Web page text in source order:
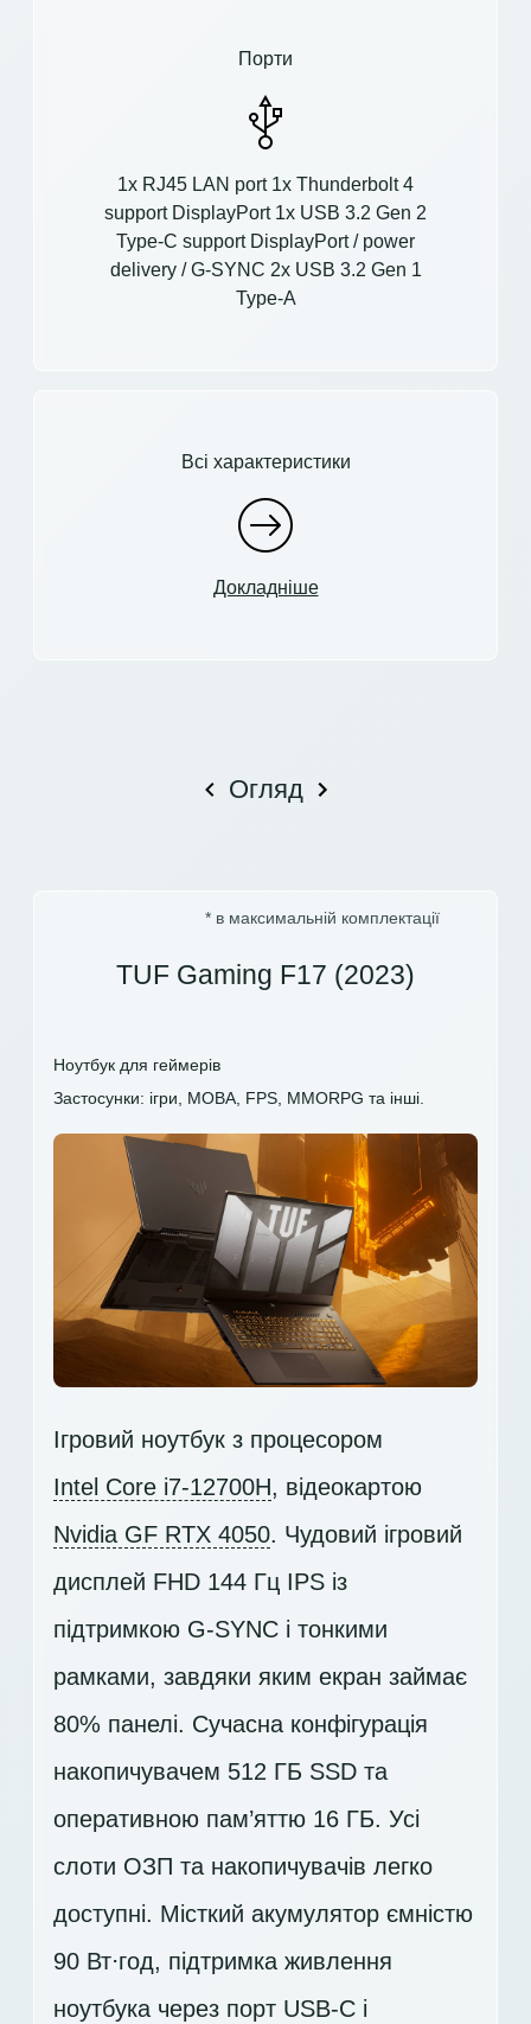
Порти
1x RJ45 LAN port 1x Thunderbolt 4
support DisplayPort 1x USB 3.2 Gen 2
Type-C support DisplayPort / power
delivery / G-SYNC 2x USB 3.2 Gen 1
Type-A
Всі характеристики
Докладніше
Огляд
* в максимальній комплектації
TUF Gaming F17 (2023)
Ноутбук для геймерів
Застосунки: ігри, MOBA, FPS, MMORPG та інші.
Ігровий ноутбук з процесором
Intel Core i7-12700H, відеокартою
Nvidia GF RTX 4050. Чудовий ігровий
дисплей FHD 144 Гц IPS із
підтримкою G-SYNC і тонкими
рамками, завдяки яким екран займає
80% панелі. Сучасна конфігурація
накопичувачем 512 ГБ SSD та
оперативною пам’яттю 16 ГБ. Усі
слоти ОЗП та накопичувачів легко
доступні. Місткий акумулятор ємністю
90 Вт⋅год, підтримка живлення
ноутбука через порт USB-C і